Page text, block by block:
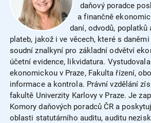
daňový poradce
a finančně
daní, odvodů, poplatků
plateb, jakož i ve věcech, které s
soudní znalkyní pro základní odvětví
účetní evidence, likvidatura.
ekonomickou v Praze, Fakulta řízení,
informace a kontrola. Právní vzdělání
fakultě Univerzity Karlovy v Praze. Je
Komory daňových poradců ČR a
oblasti statutárního auditu, auditu